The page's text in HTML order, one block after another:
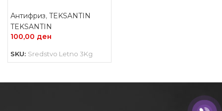
Антифриз, TEKSANTIN
TEKSANTIN
100,00 ден
SKU: Sredstvo Letno 3Kg